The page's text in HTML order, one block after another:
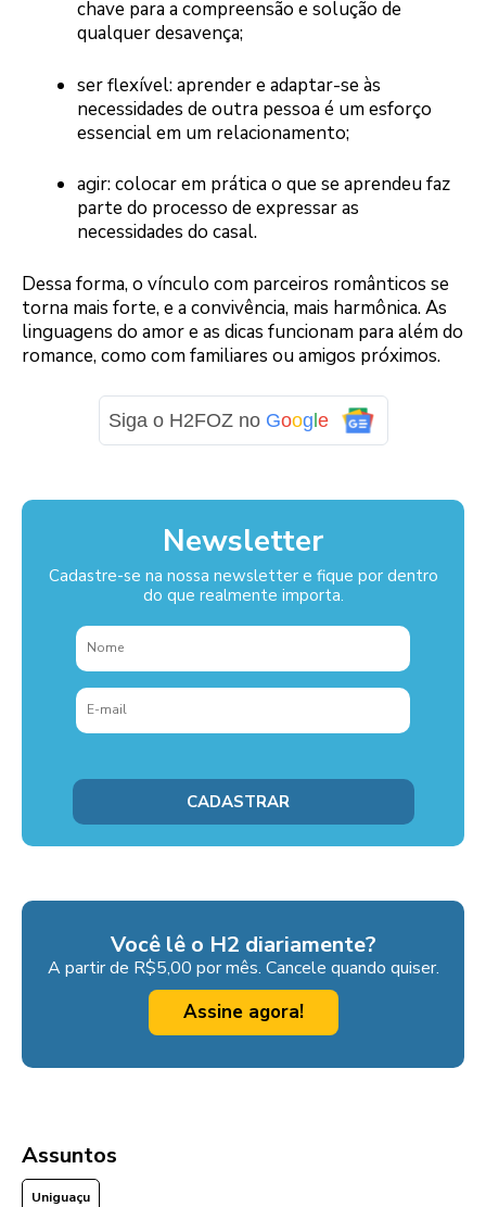
chave para a compreensão e solução de
qualquer desavença;
ser flexível: aprender e adaptar-se às
necessidades de outra pessoa é um esforço
essencial em um relacionamento;
agir: colocar em prática o que se aprendeu faz
parte do processo de expressar as
necessidades do casal.
Dessa forma, o vínculo com parceiros românticos se
torna mais forte, e a convivência, mais harmônica. As
linguagens do amor e as dicas funcionam para além do
romance, como com familiares ou amigos próximos.
Siga o H2FOZ no Goog e
Newsletter
Cadastre-se na nossa newsletter e fique por dentro
do que realmente importa.
Você lê o H2 diariamente?
A partir de R$5,00 por mês. Cancele quando quiser.
Assine agora!
Assuntos
Uniguaçu